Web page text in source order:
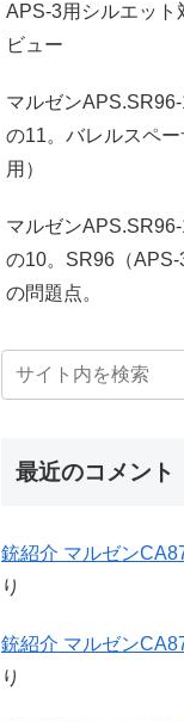
APS-3用シルエット
ビュー
マルゼン
の11。バレルスペ
用）
マルゼン
の10。SR96（APS-
の問題点。
最近のコメント
銃紹介 マルゼン
り
銃紹介 マルゼン
り